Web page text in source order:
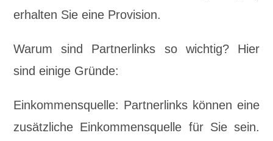
erhalten Sie eine Provision.
Warum sind Partnerlinks so wichtig? Hier
sind einige Gründe:
Einkommensquelle: Partnerlinks können eine
zusätzliche Einkommensquelle für Sie sein.